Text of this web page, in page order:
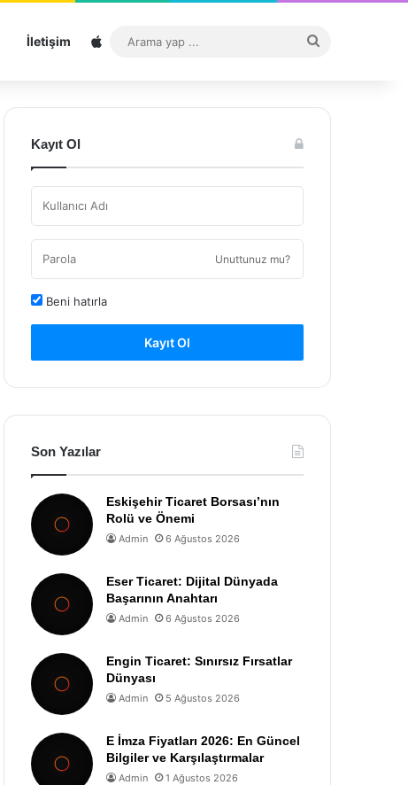
İletişim Sitemap
...
Kayıt Ol
Unuttunuz mu?
Beni hatırla
Kayıt Ol
Son Yazılar
Eskişehir Ticaret Borsası’nın
Rolü ve Önemi
Admin 6 Ağustos 2026
Eser Ticaret: Dijital Dünyada
Başarının Anahtarı
Admin 6 Ağustos 2026
Engin Ticaret: Sınırsız Fırsatlar
Dünyası
Admin 5 Ağustos 2026
E İmza Fiyatları 2026: En Güncel
Bilgiler ve Karşılaştırmalar
Admin 1 Ağustos 2026